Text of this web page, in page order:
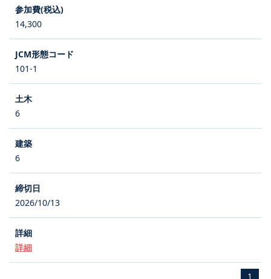
14,300
101-1
6
6
2026/10/13
詳細
1